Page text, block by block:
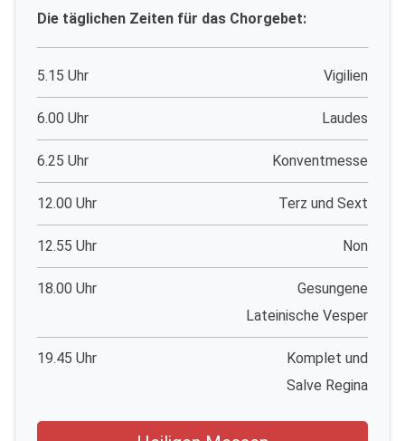
Die täglichen Zeiten für das Chorgebet:
5.15 Uhr Vigilien
6.00 Uhr Laudes
6.25 Uhr Konventmesse
12.00 Uhr Terz und Sext
12.55 Uhr Non
18.00 Uhr
Gesungene
Lateinische Vesper
19.45 Uhr
Komplet und
Salve Regina